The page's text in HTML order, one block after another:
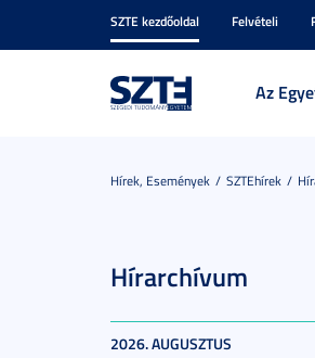
SZTE kezdőoldal Felvételi
Az
Hírek, Események SZTEhírek
Hírarchívum
2026. AUGUSZTUS